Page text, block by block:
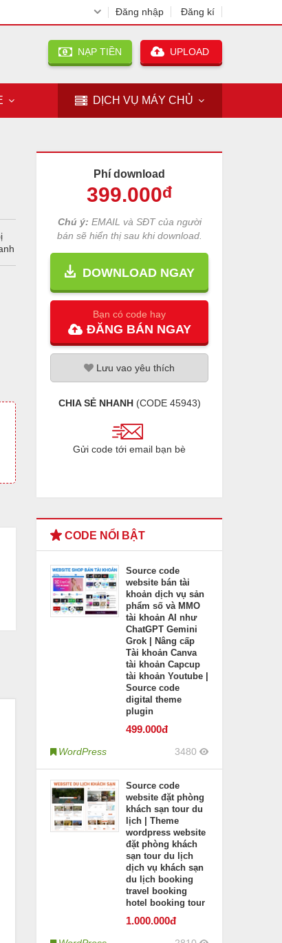
Đăng nhập Đăng kí
NẠP TIỀN UPLOAD
DỊCH VỤ MÁY CHỦ
Phí download
399.000đ
Chú ý: EMAIL và SĐT của người
bán sẽ hiển thị sau khi download.
DOWNLOAD NGAY
Bạn có code hay
ĐĂNG BÁN NGAY
Lưu vao yêu thích
CHIA SẺ NHANH(CODE 45943)
Gửi code tới email bạn bè
CODE NỔI BẬT
Source code
website bán tài
khoản dịch vụ sản
phẩm số và MMO
tài khoản AI như
ChatGPT Gemini
Grok | Nâng cấp
Tài khoản Canva
tài khoản Capcup
tài khoản Youtube |
Source code
digital theme
plugin
499.000đ
WordPress 3480
Source code
website đặt phòng
khách sạn tour du
lịch | Theme
wordpress website
đặt phòng khách
sạn tour du lịch
dịch vụ khách sạn
du lịch booking
travel booking
hotel booking tour
1.000.000đ